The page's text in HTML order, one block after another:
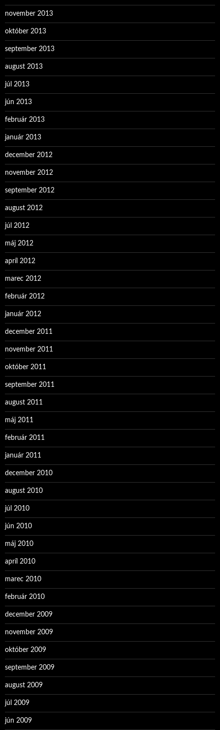
november 2013
október 2013
september 2013
august 2013
júl 2013
jún 2013
február 2013
január 2013
december 2012
november 2012
september 2012
august 2012
júl 2012
máj 2012
apríl 2012
marec 2012
február 2012
január 2012
december 2011
november 2011
október 2011
september 2011
august 2011
máj 2011
február 2011
január 2011
december 2010
august 2010
júl 2010
jún 2010
máj 2010
apríl 2010
marec 2010
február 2010
december 2009
november 2009
október 2009
september 2009
august 2009
júl 2009
jún 2009